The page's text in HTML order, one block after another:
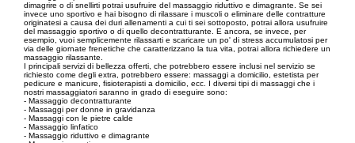
dimagrire o di snellirti potrai usufruire del massaggio riduttivo e dimagrante. Se sei
invece uno sportivo e hai bisogno di rilassare i muscoli o eliminare delle contratture
originatesi a causa dei duri allenamenti a cui ti sei sottoposto, potrai allora usufruire
del massaggio sportivo o di quello decontratturante. E ancora, se invece, per
esempio, vuoi semplicemente rilassarti e scaricare un po' di stress accumulatosi per
via delle giornate frenetiche che caratterizzano la tua vita, potrai allora richiedere un
massaggio rilassante.
I principali servizi di bellezza offerti, che potrebbero essere inclusi nel servizio se
richiesto come degli extra, potrebbero essere: massaggi a domicilio, estetista per
pedicure e manicure, fisioterapisti a domicilio, ecc. I diversi tipi di massaggi che i
nostri massaggiatori saranno in grado di eseguire sono:
- Massaggio decontratturante
- Massaggi per donne in gravidanza
- Massaggi con le pietre calde
- Massaggio linfatico
- Massaggio riduttivo e dimagrante